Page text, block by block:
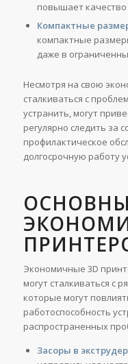
повышает качество
Компактные
компактные
даже в
Несмотря на свою
сталкиваться с
устранить, могут
регулярно следить за
профилактическое
долгосрочную работу
Экономичные 3D
могут сталкиваться с
которые могут
работоспособность
распространенных
Засоры в